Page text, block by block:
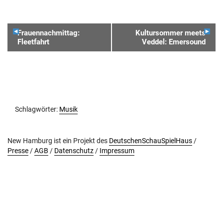
VERANSTALTUNGSNAVIGATION
Frauennachmittag:
Fleetfahrt
Kultursommer meets
Veddel: Emersound
Schlagwörter: Musik
New Hamburg ist ein Projekt des DeutschenSchauSpielHaus/
Presse/AGB / Datenschutz/ Impressum